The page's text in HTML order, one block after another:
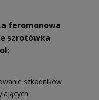
feromonowa
szrotówka
szkodników